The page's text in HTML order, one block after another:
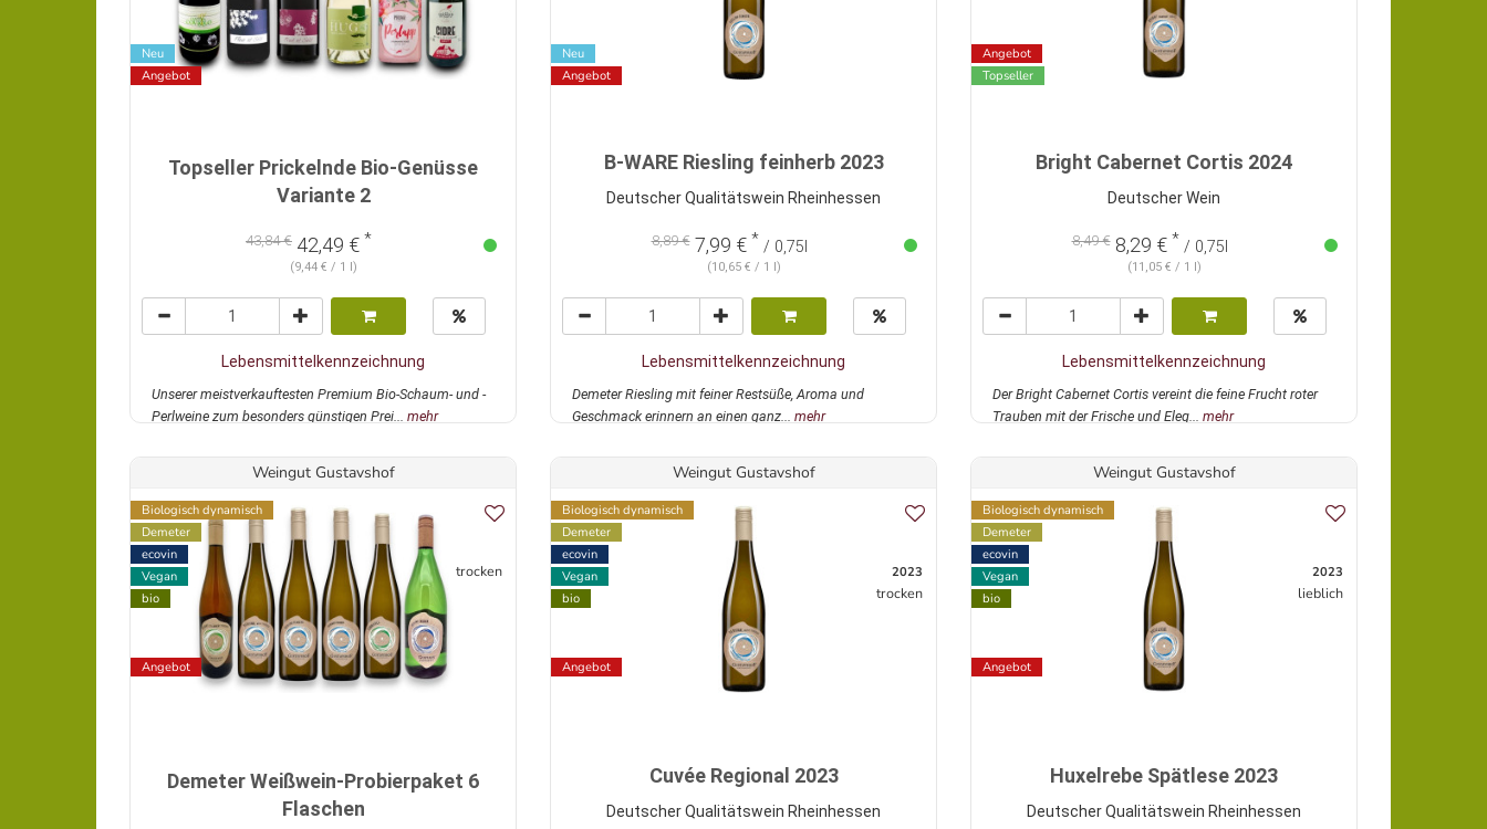
Neu
Angebot
Topseller Prickelnde Bio-Genüsse
Variante 2
43,84 € 42,49 € *
(9,44 € / 1 l)
Lebensmittelkennzeichnung
Unserer meistverkauftesten Premium Bio-Schaum- und -
Perlweine zum besonders günstigen Prei... mehr
Neu
Angebot
B-WARE Riesling feinherb 2023
Deutscher Qualitätswein Rheinhessen
8,89 €7,99 € * / 0,75l
(10,65 € / 1 l)
Lebensmittelkennzeichnung
Demeter Riesling mit feiner Restsüße, Aroma und
Geschmack erinnern an einen ganz... mehr
Angebot
Topseller
Bright Cabernet Cortis 2024
Deutscher Wein
8,49 €8,29 € * / 0,75l
(11,05 € / 1 l)
Lebensmittelkennzeichnung
Der Bright Cabernet Cortis vereint die feine Frucht roter
Trauben mit der Frische und Eleg... mehr
Weingut Gustavshof
Biologisch dynamisch
Demeter
ecovin
Vegan
bio
Angebot
trocken
Demeter Weißwein-Probierpaket 6
Flaschen
Weingut Gustavshof
Biologisch dynamisch
Demeter
ecovin
Vegan
bio
Angebot
2023
trocken
Cuvée Regional 2023
Deutscher Qualitätswein Rheinhessen
Weingut Gustavshof
Biologisch dynamisch
Demeter
ecovin
Vegan
bio
Angebot
2023
lieblich
Huxelrebe Spätlese 2023
Deutscher Qualitätswein Rheinhessen